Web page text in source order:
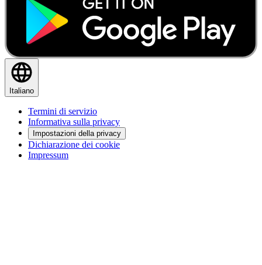
Italiano
Termini di servizio
Informativa sulla privacy
Impostazioni della privacy
Dichiarazione dei cookie
Impressum